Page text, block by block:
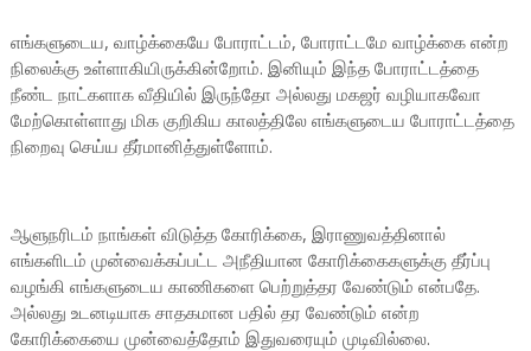
எங்களுடைய, வாழ்க்கையே போராட்டம், போராட்டமே வாழ்க்கை என்ற
நிலைக்கு உள்ளாகியிருக்கின்றோம். இனியும் இந்த போராட்டத்தை
நீண்ட நாட்களாக வீதியில் இருந்தோ அல்லது மகஜர் வழியாகவோ
மேற்கொள்ளாது மிக குறிகிய காலத்திலே எங்களுடைய போராட்டத்தை
நிறைவு செய்ய தீர்மானித்துள்ளோம்.
ஆளுநரிடம் நாங்கள் விடுத்த கோரிக்கை, இராணுவத்தினால்
எங்களிடம் முன்வைக்கப்பட்ட அநீதியான கோரிக்கைகளுக்கு தீர்ப்பு
வழங்கி எங்களுடைய காணிகளை பெற்றுத்தர வேண்டும் என்பதே.
அல்லது உடனடியாக சாதகமான பதில் தர வேண்டும் என்ற
கோரிக்கையை முன்வைத்தோம் இதுவரையும் முடிவில்லை.